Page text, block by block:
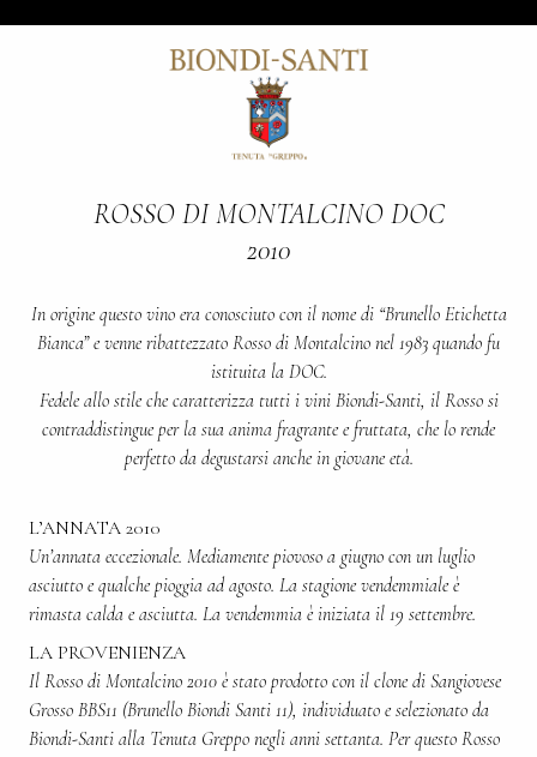
ROSSO DI MONTALCINO DOC
2010
In origine questo vino era conosciuto con il nome di “Brunello Etichetta
Bianca” e venne ribattezzato Rosso di Montalcino nel 1983 quando fu
istituita la DOC.
Fedele allo stile che caratterizza tutti i vini Biondi-Santi, il Rosso si
contraddistingue per la sua anima fragrante e fruttata, che lo rende
perfetto da degustarsi anche in giovane età.
L’ANNATA 2010
Un’annata eccezionale. Mediamente piovoso a giugno con un luglio
asciutto e qualche pioggia ad agosto. La stagione vendemmiale è
rimasta calda e asciutta. La vendemmia è iniziata il 19 settembre.
LA PROVENIENZA
Il Rosso di Montalcino 2010 è stato prodotto con il clone di Sangiovese
Grosso BBS11 (Brunello Biondi Santi 11), individuato e selezionato da
Biondi-Santi alla Tenuta Greppo negli anni settanta. Per questo Rosso